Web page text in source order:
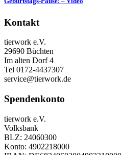
Kontakt
tierwork e.V.
29690 Büchten
Im alten Dorf 4
Tel 0172-4437307
service@tierwork.de
Spendenkonto
tierwork e.V.
Volksbank
BLZ: 24060300
Konto: 4902218000